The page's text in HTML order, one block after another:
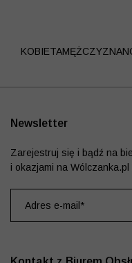
KOBIETAMĘŻCZYZNA
Newsletter
Zarejestruj się i bądź na
i okazjami na